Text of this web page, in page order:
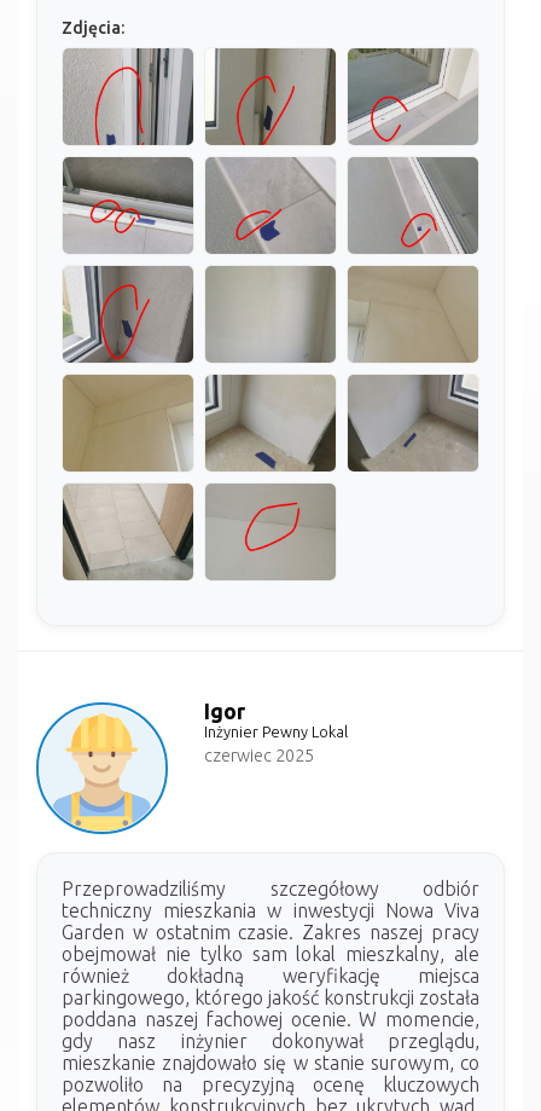
Zdjęcia:
Igor
Inżynier Pewny Lokal
czerwiec 2025
Przeprowadziliśmy szczegółowy odbiór
techniczny mieszkania w inwestycji Nowa Viva
Garden w ostatnim czasie. Zakres naszej pracy
obejmował nie tylko sam lokal mieszkalny, ale
również dokładną weryfikację miejsca
parkingowego, którego jakość konstrukcji została
poddana naszej fachowej ocenie. W momencie,
gdy nasz inżynier dokonywał przeglądu,
mieszkanie znajdowało się w stanie surowym, co
pozwoliło na precyzyjną ocenę kluczowych
elementów konstrukcyjnych bez ukrytych wad.